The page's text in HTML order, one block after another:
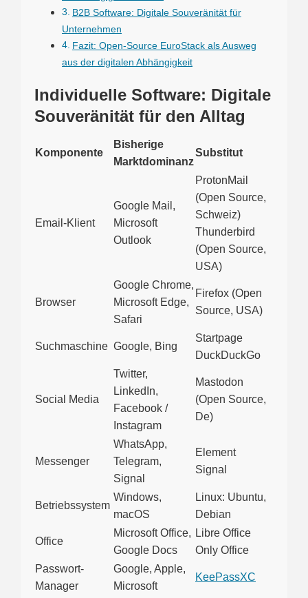
B2B Software: Digitale Souveränität für
Unternehmen
Fazit: Open-Source EuroStack als Ausweg
aus der digitalen Abhängigkeit
Individuelle Software: Digitale
Souveränität für den Alltag
Komponente
Bisherige
Marktdominanz
Substitut
Email-Klient
Google Mail,
Microsoft
Outlook
ProtonMail
(Open Source,
Schweiz)
Thunderbird
(Open Source,
USA)
Browser
Google Chrome,
Microsoft Edge,
Safari
Firefox (Open
Source, USA)
Suchmaschine Google, Bing
Startpage
DuckDuckGo
Social Media
Twitter,
LinkedIn,
Facebook /
Instagram
Mastodon
(Open Source,
De)
Messenger
WhatsApp,
Telegram,
Signal
Element
Signal
Betriebssystem
Windows,
macOS
Linux: Ubuntu,
Debian
Office
Microsoft Office,
Google Docs
Libre Office
Only Office
Passwort-
Manager
Google, Apple,
Microsoft
KeePassXC